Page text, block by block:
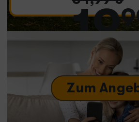
19
0,– €
statt19,99 €
Zum